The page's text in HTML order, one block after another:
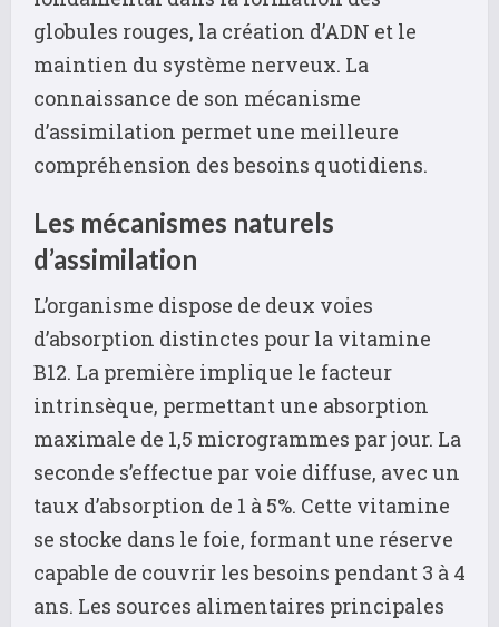
globules rouges, la création d’ADN et le
maintien du système nerveux. La
connaissance de son mécanisme
d’assimilation permet une meilleure
compréhension des besoins quotidiens.
Les mécanismes naturels
d’assimilation
L’organisme dispose de deux voies
d’absorption distinctes pour la vitamine
B12. La première implique le facteur
intrinsèque, permettant une absorption
maximale de 1,5 microgrammes par jour. La
seconde s’effectue par voie diffuse, avec un
taux d’absorption de 1 à 5%. Cette vitamine
se stocke dans le foie, formant une réserve
capable de couvrir les besoins pendant 3 à 4
ans. Les sources alimentaires principales